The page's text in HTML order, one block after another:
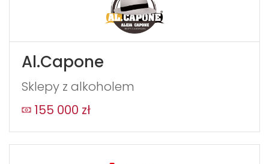
Al.Capone
Sklepy z alkoholem
155 000 zł